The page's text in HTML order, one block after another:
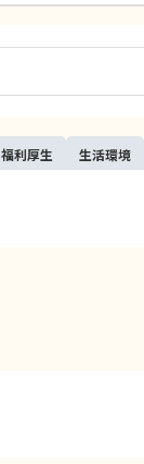
福利厚生 生活環境